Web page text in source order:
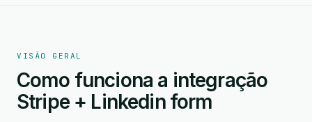
VISÃO GERAL
Como funciona a integração
Stripe + Linkedin form